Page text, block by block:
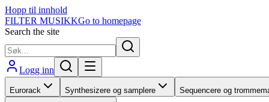
Hopp til innhold
FILTER MUSIKKGo to homepage
Search the site
Logg inn
Eurorack Synthesizere og samplere Sequencere og